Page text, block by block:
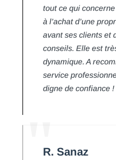
tout ce qui
à l’achat d’une
avant ses clients et
conseils. Elle est
dynamique. A
service
digne de confiance !
R. Sanaz